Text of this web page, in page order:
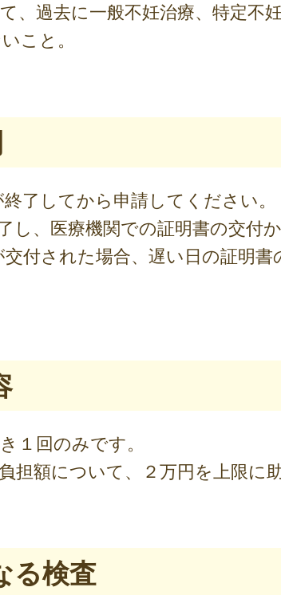
、過去に一般不妊治療、特定不
こと。
了してから申請してください。
し、医療機関での証明書の交付
付された場合、遅い日の証明
１回のみです。
担額について、２万円を上限に
る検査